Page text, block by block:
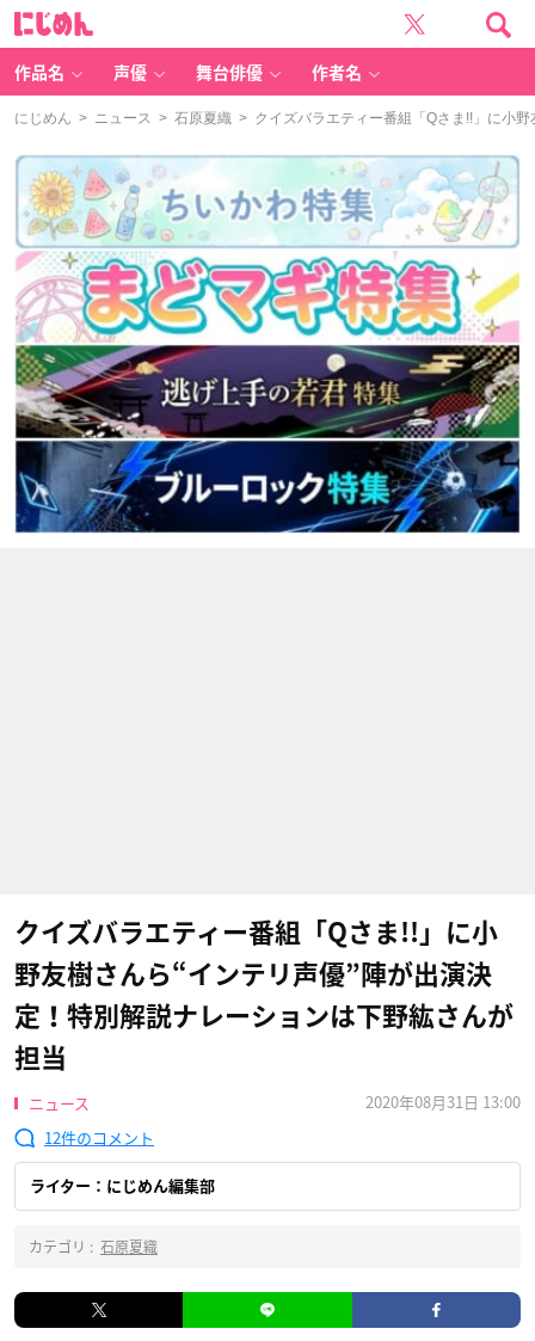
作品名 声優 舞台俳優 作者名
にじめん > ニュース > 石原夏織 > クイズバラエティー番組「Qさま!!」に小
クイズバラエティー番組「Qさま!!」に小
野友樹さんら“インテリ声優”陣が出演決
定！特別解説ナレーションは下野紘さんが
担当
ニュース
2020年08月31日 13:00
12
ライター：にじめん編集部
カテゴリ : 石原夏織